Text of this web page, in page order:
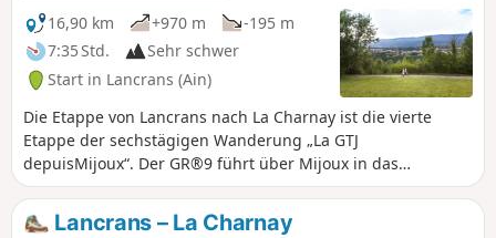
16,90 km
+970 m
-195 m
7:35 Std.
Sehr schwer
Start in Lancrans (Ain)
Die Etappe von Lancrans nach La Charnay ist die vierte
Etappe der sechstägigen Wanderung „La GTJ
depuisMijoux“. Der GR®9 führt über Mijoux in das
Departement Ain, bevor er den spektakulären Bergrücken
des Monts-Jura entlangführt und dabei den Crêt de la
Neige, den höchsten Punkt des Massivs, passiert.
Lancrans – La Charnay